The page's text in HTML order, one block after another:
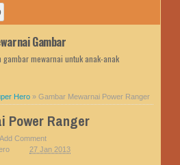
Gambar
gambar mewarnai untuk anak-anak
Hero » Gambar Mewarnai Power Ranger
Power Ranger
Add Comment
27 Jan 2013